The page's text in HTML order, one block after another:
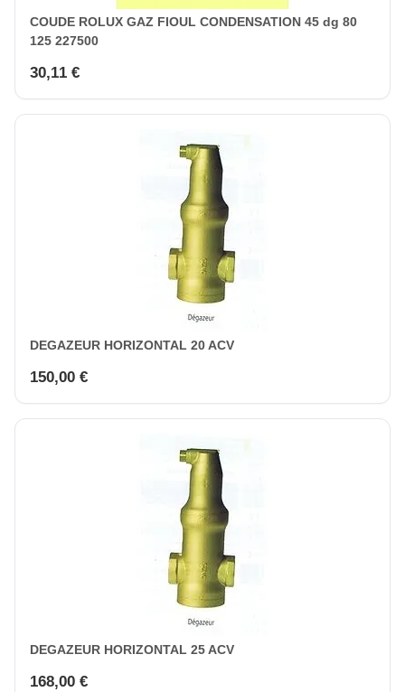
COUDE ROLUX GAZ FIOUL CONDENSATION 45 dg 80
125 227500
30,11 €
DEGAZEUR HORIZONTAL 20 ACV
150,00 €
DEGAZEUR HORIZONTAL 25 ACV
168,00 €